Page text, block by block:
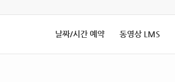
날짜/시간 예약 동영상 LMS